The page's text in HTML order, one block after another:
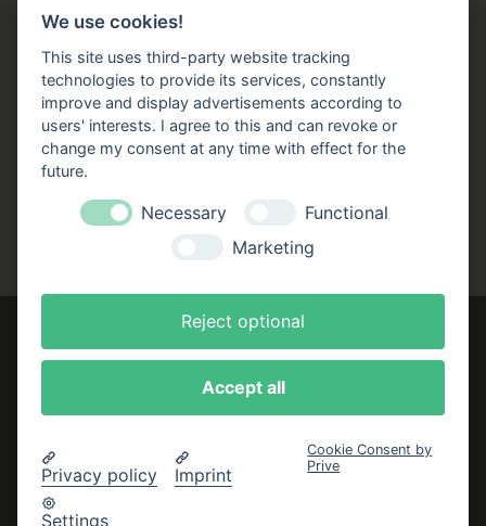
Büchergilde online
Stellenangebote
Folgen Sie uns!
FacebookInstagramYouTubeTikTok
Zustellung durch:
Impressum
Datenschutzerklärung
We use cookies!
This site uses third-party website tracking
technologies to provide its services, constantly
improve and display advertisements according to
users' interests. I agree to this and can revoke or
change my consent at any time with effect for the
future.
Necessary
Functional
Marketing
Reject optional
Accept all
Privacy policy Imprint
Settings
Cookie Consent by
Prive